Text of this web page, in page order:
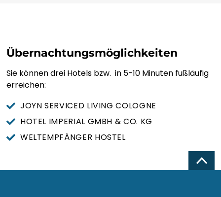
ŌLELO HAWAIʻI
हिन्दी
Übernachtungsmöglichkeiten
Sie können drei Hotels bzw. in 5-10 Minuten fußläufig
erreichen:
JOYN SERVICED LIVING COLOGNE
HOTEL IMPERIAL GMBH & CO. KG
WELTEMPFÄNGER HOSTEL
Top